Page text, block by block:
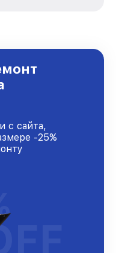
повышая
наших
с сайта,
-25%